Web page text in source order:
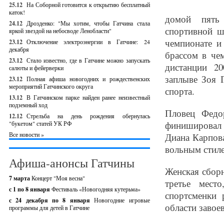
25.12 На Соборной готовится к открытию бесплатный
каток!
24.12 Дрозденко: "Мы хотим, чтобы Гатчина стала
яркой звездой на небосводе Ленобласти"
23.12 Отключение электроэнергии в Гатчине: 24
декабря
23.12 Стало известно, где в Гатчине можно запускать
салюты и фейерверки
23.12 Полная афиша новогодних и рождественских
мероприятий Гатчинского округа
13.12 В Гатчинском парке найден ранее неизвестный
подземный ход
12.12 Стрельба на день рождения обернулась
"букетом" статей УК РФ
Все новости »
Афиша-анонсы Гатчины
7 мартаКонцерт "Моя весна"
с 1 по 8 января Фестиваль «Новогодняя кутерьма»
с 24 декабря по 8 январяНовогодние игровые
программы для детей в Гатчине
домой пять
спортивной
чемпионате
брассом в
дистанции
заплыве Зоя
спорта.
Пловец
Диана
вольным
Женская
третье
области